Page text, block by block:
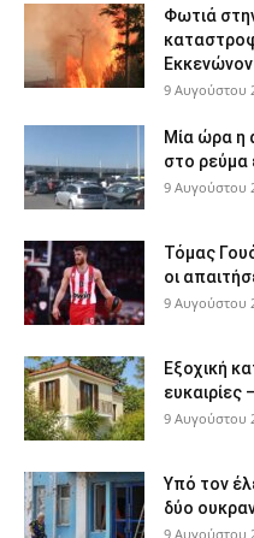
Φωτιά
9 Αυγούστου
Μία ώρα η
στο ρεύμα
9 Αυγούστου
Τόμας
οι
9 Αυγούστου
Εξοχική
ευκαιρίες
9 Αυγούστου
Υπό τον
δύο
9 Αυγούστου